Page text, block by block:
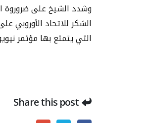
وشدد الشيخ على ضروروة
الشكر للاتحاد الأوروبي
التي يتمتع بها مؤتمر نيويورك لحل الدولتين الذي من
Share this post